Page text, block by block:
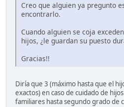
Creo que alguien ya pregunto
encontrarlo.
Cuando alguien se coja
hijos, ¿le guardan su puesto
Gracias!!
Diría que 3 (máximo hasta que el
exactos) en caso de cuidado de
familiares hasta segundo grado de